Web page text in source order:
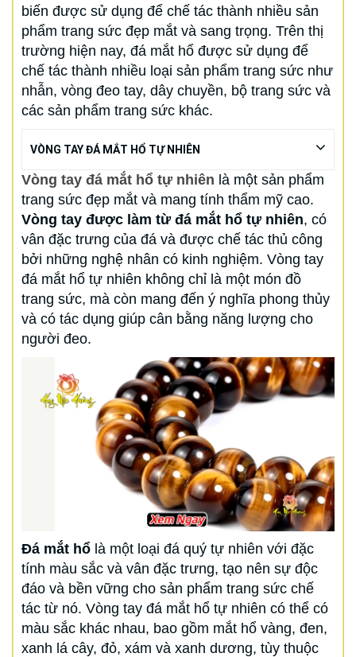
biến được sử dụng để chế tác thành nhiều sản
phẩm trang sức đẹp mắt và sang trọng. Trên thị
trường hiện nay, đá mắt hổ được sử dụng để
chế tác thành nhiều loại sản phẩm trang sức như
nhẫn, vòng đeo tay, dây chuyền, bộ trang sức và
các sản phẩm trang sức khác.
VÒNG TAY ĐÁ MẮT HỔ TỰ NHIÊN
Vòng tay đá mắt hổ tự nhiên là một sản phẩm
trang sức đẹp mắt và mang tính thẩm mỹ cao.
Vòng tay được làm từ đá mắt hổ tự nhiên, có
vân đặc trưng của đá và được chế tác thủ công
bởi những nghệ nhân có kinh nghiệm. Vòng tay
đá mắt hổ tự nhiên không chỉ là một món đồ
trang sức, mà còn mang đến ý nghĩa phong thủy
và có tác dụng giúp cân bằng năng lượng cho
người đeo.
Đá mắt hổ là một loại đá quý tự nhiên với đặc
tính màu sắc và vân đặc trưng, tạo nên sự độc
đáo và bền vững cho sản phẩm trang sức chế
tác từ nó. Vòng tay đá mắt hổ tự nhiên có thể có
màu sắc khác nhau, bao gồm mắt hổ vàng, đen,
xanh lá cây, đỏ, xám và xanh dương, tùy thuộc